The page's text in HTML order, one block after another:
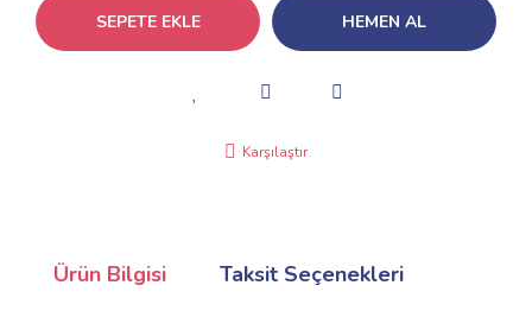
SEPETE EKLE HEMEN AL
Karşılaştır
Ürün Bilgisi Taksit Seçenekleri